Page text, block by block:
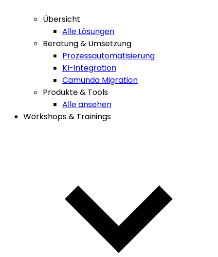
Übersicht
Alle Lösungen
Beratung & Umsetzung
Prozessautomatisierung
KI-Integration
Camunda Migration
Produkte & Tools
Alle ansehen
Workshops & Trainings